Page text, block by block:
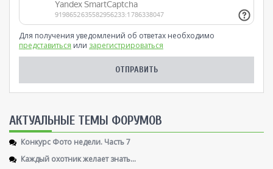
Для получения уведомлений об ответах необходимо
представиться или зарегистрироваться
AКТУАЛЬНЫЕ ТЕМЫ ФОРУМОВ
Конкурс Фото недели. Часть 7
Каждый охотник желает знать...